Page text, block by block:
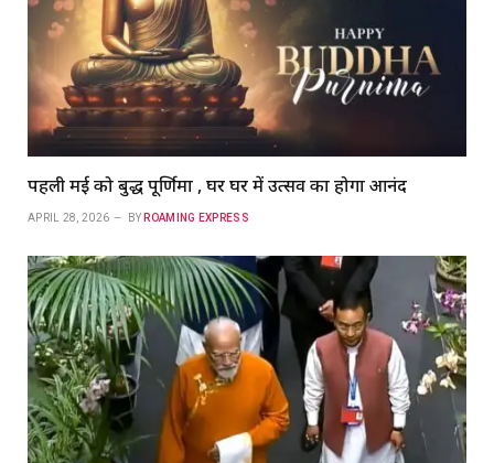
पहली मई को बुद्ध पूर्णिमा , घर घर में उत्सव का होगा आनंद
APRIL 28, 2026 BY ROAMING EXPRESS